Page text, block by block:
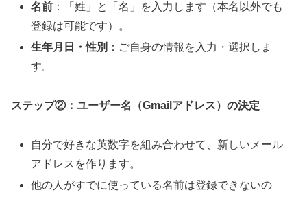
名前 ：「姓」と「名」を入力します（本名以外でも
登録は可能です）。
生年月日・性別 ：ご自身の情報を入力・選択しま
す。
ステップ②：ユーザー名（Gmail アドレス）の決定
自分で好きな英数字を組み合わせて、新しいメール
アドレスを作ります。
他の人がすでに使っている名前は登録できないの